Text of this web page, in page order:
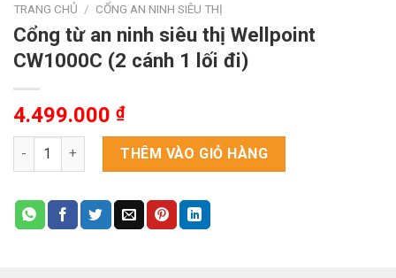
TRANG CHỦ / CỔNG AN NINH SIÊU THỊ
Cổng từ an ninh siêu thị Wellpoint
CW1000C (2 cánh 1 lối đi)
4.499.000 ₫
Cổng từ an ninh siêu thị Wellpoint CW1000C (2 cánh 1 lối đi)
THÊM VÀO GIỎ HÀNG